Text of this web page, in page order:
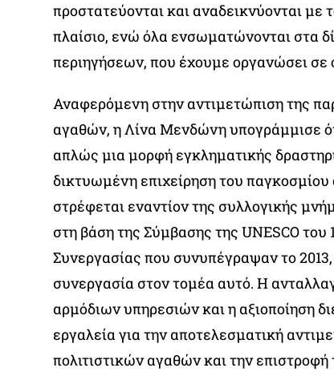
προστατεύονται και αναδεικνύονται με
πλαίσιο, ενώ όλα ενσωματώνονται στα
περιηγήσεων, που έχουμε οργανώσει σε
Αναφερόμενη στην αντιμετώπιση της
αγαθών, η Λίνα Μενδώνη υπογράμμισε
απλώς μια μορφή εγκληματικής
δικτυωμένη επιχείρηση του
στρέφεται εναντίον της συλλογικής
στη βάση της Σύμβασης της UNESCO
Συνεργασίας που συνυπέγραψαν το
συνεργασία στον τομέα αυτό. Η
αρμόδιων υπηρεσιών και η αξιοποίηση
εργαλεία για την αποτελεσματική
πολιτιστικών αγαθών και την